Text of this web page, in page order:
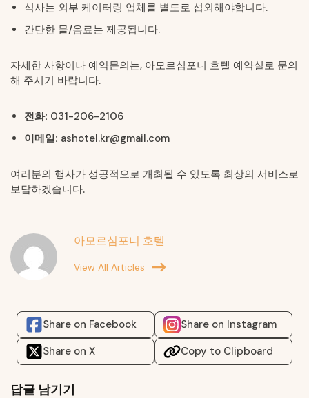
식사는 외부 케이터링 업체를 별도로 섭외해야합니다.
간단한 물/음료는 제공됩니다.
자세한 사항이나 예약문의는, 아모르심포니 호텔 예약실로 문의
해 주시기 바랍니다.
전화: 031-206-2106
이메일: ashotel.kr@gmail.com
여러분의 행사가 성공적으로 개최될 수 있도록 최상의 서비스로
보답하겠습니다.
아모르심포니 호텔
View All Articles
Share on Facebook
Share on Instagram
Share on X
Copy to Clipboard
답글 남기기